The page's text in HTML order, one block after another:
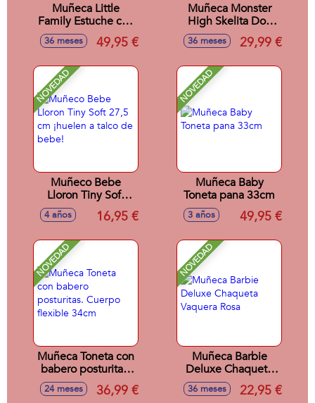
Muñeca Little
Family Estuche con
dos muñecas de 26
y 40 cms
36 meses 49,95 €
Muñeca Monster
High Skelita Doll
Con Accesorios.
12x8x8 cm
36 meses 29,99 €
NOVEDAD
Muñeco Bebe
Lloron Tiny Soft
27,5 cm ¡huelen a
talco de bebe!
4 años 16,95 €
NOVEDAD
Muñeca Baby
Toneta pana 33cm
3 años 49,95 €
NOVEDAD
Muñeca Toneta con
babero posturitas.
Cuerpo flexible
34cm
24 meses 36,99 €
NOVEDAD
Muñeca Barbie
Deluxe Chaqueta
Vaquera Rosa
36 meses 22,95 €